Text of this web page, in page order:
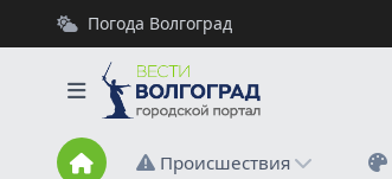
Погода Волгоград
Происшествия